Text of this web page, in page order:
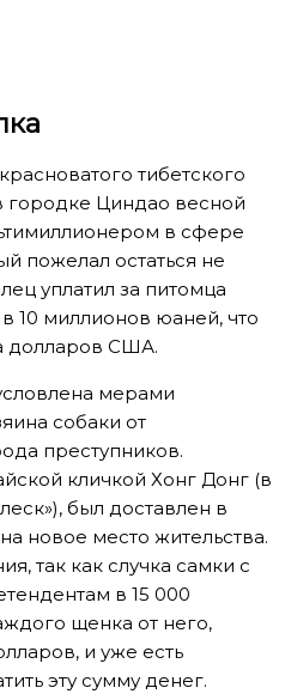
тибетского
городке Циндао весной
в сфере
пожелал остаться не
уплатил за питомца
10 миллионов юаней, что
долларов США.
мерами
собаки от
преступников.
кличкой Хонг Донг (в
был доставлен в
новое место жительства.
так как случка самки с
в 15 000
щенка от него,
и уже есть
эту сумму денег.